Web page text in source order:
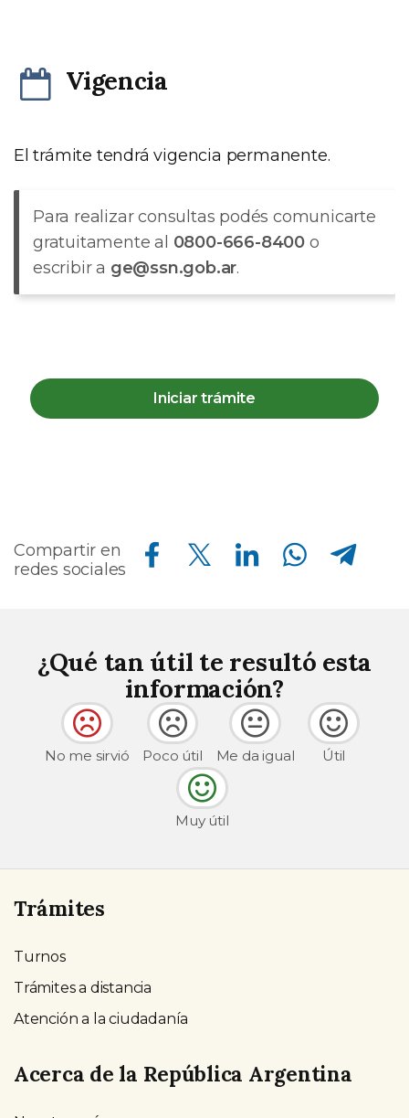
Vigencia
El trámite tendrá vigencia permanente.
Para realizar consultas podés comunicarte
gratuitamente al 0800-666-8400 o
escribir a ge@ssn.gob.ar.
Iniciar trámite
Compartir en
redes sociales
Compartir en Facebook Compartir en Twitter Compartir en Linkedin Compartir en Whatsapp Compartir en Telegram
¿Qué tan útil te resultó esta
información?
No me sirvió Poco útil Me da igual Útil
Muy útil
Trámites
Turnos
Trámites a distancia
Atención a la ciudadanía
Acerca de la República Argentina